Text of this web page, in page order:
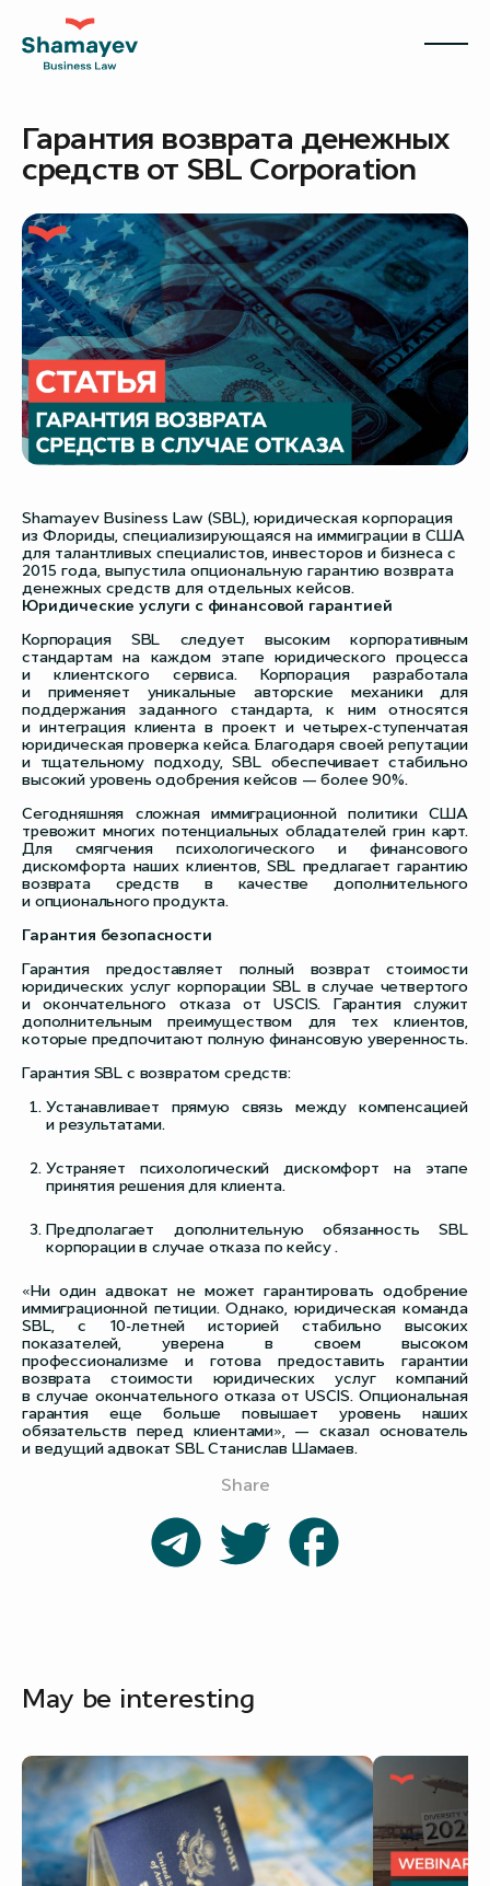
Гарантия возврата денежных
средств от SBL Corporation
Shamayev Business Law (SBL), юридическая корпорация
из Флориды, специализирующаяся на иммиграции в США
для талантливых специалистов, инвесторов и бизнеса с
2015 года, выпустила опциональную гарантию возврата
денежных средств для отдельных кейсов.
Юридические услуги с финансовой гарантией
Корпорация SBL следует высоким корпоративным
стандартам на каждом этапе юридического процесса
и клиентского сервиса. Корпорация разработала
и применяет уникальные авторские механики для
поддержания заданного стандарта, к ним относятся
и интеграция клиента в проект и четырех-ступенчатая
юридическая проверка кейса. Благодаря своей репутации
и тщательному подходу, SBL обеспечивает стабильно
высокий уровень одобрения кейсов — более 90%.
Сегодняшняя сложная иммиграционной политики США
тревожит многих потенциальных обладателей грин карт.
Для смягчения психологического и финансового
дискомфорта наших клиентов, SBL предлагает гарантию
возврата средств в качестве дополнительного
и опционального продукта.
Гарантия безопасности
Гарантия предоставляет полный возврат стоимости
юридических услуг корпорации SBL в случае четвертого
и окончательного отказа от USCIS. Гарантия служит
дополнительным преимуществом для тех клиентов,
которые предпочитают полную финансовую уверенность.
Гарантия SBL с возвратом средств:
Устанавливает прямую связь между компенсацией
и результатами.
Устраняет психологический дискомфорт на этапе
принятия решения для клиента.
Предполагает дополнительную обязанность SBL
корпорации в случае отказа по кейсу .
«Ни один адвокат не может гарантировать одобрение
иммиграционной петиции. Однако, юридическая команда
SBL, с 10-летней историей стабильно высоких
показателей, уверена в своем высоком
профессионализме и готова предоставить гарантии
возврата стоимости юридических услуг компаний
в случае окончательного отказа от USCIS. Опциональная
гарантия еще больше повышает уровень наших
обязательств перед клиентами», — сказал основатель
и ведущий адвокат SBL Станислав Шамаев.
Share
May be interesting